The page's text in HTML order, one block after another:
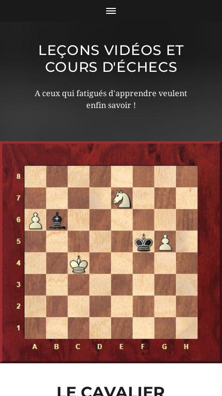
LEÇONS VIDÉOS ET
COURS D'ÉCHECS
A ceux qui fatigués d'apprendre veulent
enfin savoir !